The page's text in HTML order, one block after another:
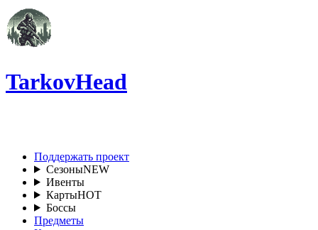
TarkovHead
Поддержать проект
СезоныNEW
Ивенты
КартыHOT
Боссы
Предметы